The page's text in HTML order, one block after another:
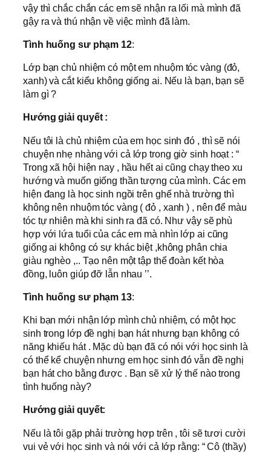
vậy thì chắc chắn các em sẽ nhận ra lối mà mình đã
gậy ra và thú nhận về việc mình đã làm.
Tình huống sư phạm 12:
Lớp bạn chủ nhiệm có một em nhuộm tóc vàng (đỏ,
xanh) và cắt kiểu không giống ai. Nếu là bạn, bạn sẽ
làm gì ?
Hướng giải quyết :
Nếu tôi là chủ nhiệm của em học sinh đó , thì sẽ nói
chuyện nhẹ nhàng với cả lớp trong giờ sinh hoạt : “
Trong xã hội hiện nay , hầu hết ai cũng chạy theo xu
hướng và muốn giống thần tượng của mình. Các em
hiện đang là học sinh ngồi trên ghế nhà trường thì
không nên nhuộm tóc vàng ( đỏ , xanh ) , nên để màu
tóc tự nhiên mà khi sinh ra đã có. Như vậy sẽ phù
hợp với lứa tuổi của các em mà nhìn lớp ai cũng
giống ai không có sự khác biệt ,không phân chia
giàu nghèo ,.. Tạo nên một tập thể đoàn kết hòa
đồng, luôn giúp đỡ lẫn nhau ’’.
Tình huống sư phạm 13:
Khi bạn mới nhận lớp mình chủ nhiệm, có một học
sinh trong lớp đề nghị bạn hát nhưng bạn không có
năng khiếu hát . Mặc dù bạn đã có nói với học sinh là
có thể kể chuyện nhưng em học sinh đó vẫn đề nghị
bạn hát cho bằng được . Bạn sẽ xử lý thế nào trong
tình huống này?
Hướng giải quyết:
Nếu là tôi gặp phải trường hợp trên , tôi sẽ tươi cười
vui vẻ với học sinh và nói với cả lớp rằng: “ Cô (thầy)